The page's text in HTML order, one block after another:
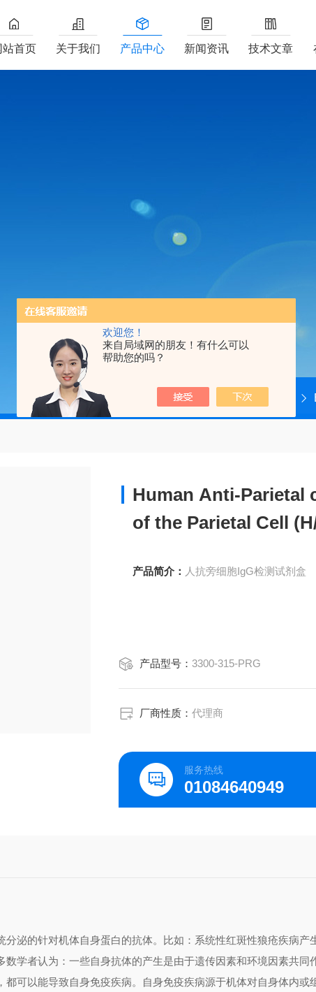
欢迎您！
来自局域网的朋友！有什么可以
帮助您的吗？
站首页 关于我们 产品中心 新闻资讯 技术文章
首页 产品中心
Human Anti-Parietal
of the Parietal Cell
产品简介： 人抗旁细胞IgG检测试剂盒
产品型号：3300-315-PRG
厂商性质：代理商
服务热线
01084640949
泌的针对机体自身蛋白的抗体。比如：系统性红斑性狼疮疾病产
学者认为：一些自身抗体的产生是由于遗传因素和环境因素共同
可以能导致自身免疫疾病。自身免疫疾病源于机体对自身体内或